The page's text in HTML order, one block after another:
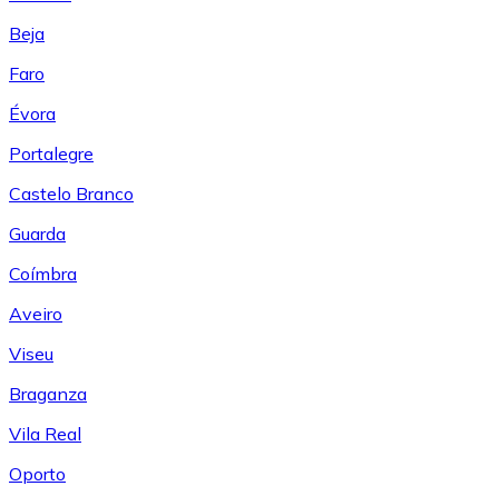
Beja
Faro
Évora
Portalegre
Castelo Branco
Guarda
Coímbra
Aveiro
Viseu
Braganza
Vila Real
Oporto